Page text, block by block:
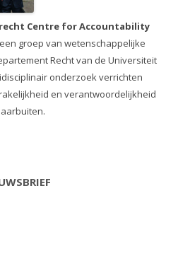
Centre for Accountability
groep van wetenschappelijke
Recht van de Universiteit
onderzoek verrichten
en verantwoordelijkheid